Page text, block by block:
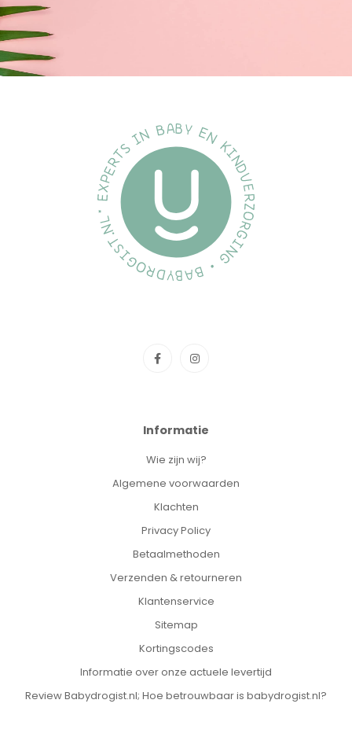
Informatie
Wie zijn wij?
Algemene voorwaarden
Klachten
Privacy Policy
Betaalmethoden
Verzenden & retourneren
Klantenservice
Sitemap
Kortingscodes
Informatie over onze actuele levertijd
Review Babydrogist.nl; Hoe betrouwbaar is babydrogist.nl?